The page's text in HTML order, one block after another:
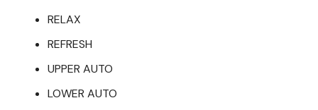
RELAX
REFRESH
UPPER AUTO
LOWER AUTO